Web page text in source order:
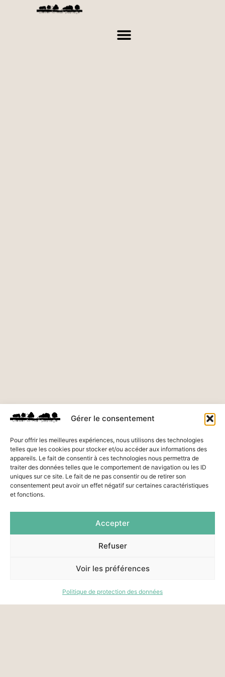
Gérer le consentement
Pour offrir les meilleures expériences, nous utilisons des technologies
telles que les cookies pour stocker et/ou accéder aux informations des
appareils. Le fait de consentir à ces technologies nous permettra de
traiter des données telles que le comportement de navigation ou les ID
uniques sur ce site. Le fait de ne pas consentir ou de retirer son
consentement peut avoir un effet négatif sur certaines caractéristiques
et fonctions.
Accepter
Refuser
Voir les préférences
Politique de protection des données